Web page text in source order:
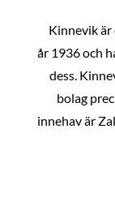
Kinnevik
år 1936 och
dess.
bolag
innehav är